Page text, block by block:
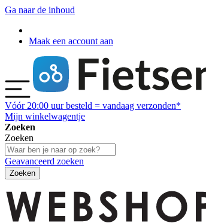
Ga naar de inhoud
Maak een account aan
Vóór 20:00 uur besteld = vandaag verzonden*
Mijn winkelwagentje
Zoeken
Zoeken
Geavanceerd zoeken
Zoeken